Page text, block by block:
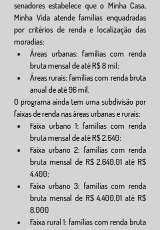
senadores estabelece que o Minha Casa,
Minha Vida atende famílias enquadradas
por critérios de renda e localização das
moradias:
Áreas urbanas: famílias com renda
bruta mensal de até R$ 8 mil;
Áreas rurais: famílias com renda bruta
anual de até 96 mil.
O programa ainda tem uma subdivisão por
faixas de renda nas áreas urbanas e rurais:
Faixa urbano 1: famílias com renda
bruta mensal de até R$ 2.640;
Faixa urbano 2: famílias com renda
bruta mensal de R$ 2.640,01 até R$
4.400;
Faixa urbano 3: famílias com renda
bruta mensal de R$ 4.400,01 até R$
8.000
Faixa rural 1: famílias com renda bruta